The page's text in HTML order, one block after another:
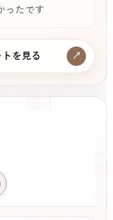
ったです
を見る ↗